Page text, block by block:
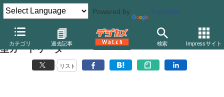
Powered by Translate
カテゴリ 過去記事 検索 Impressサイト
プラネックス、スティックタイプのUSBケーブル一体
型カードリーダー
リスト